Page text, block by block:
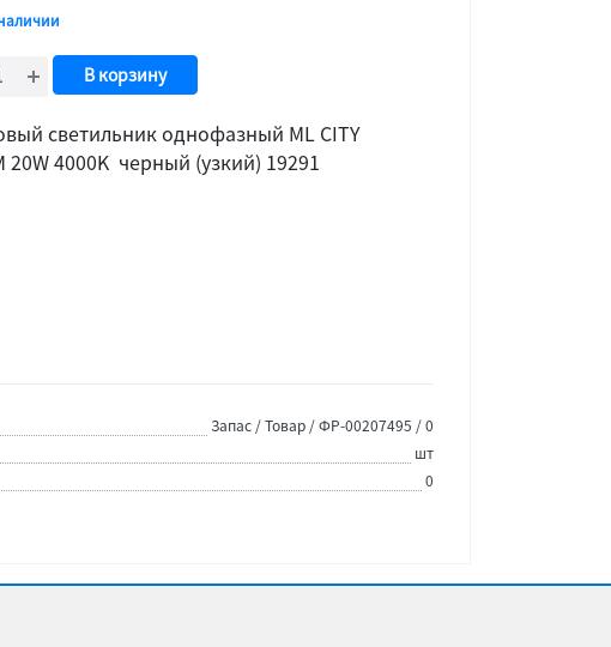
В корзину
светильник однофазный ML CITY
20W 4000K черный (узкий) 19291
Запас / Товар / ФР-00207495 / 0
шт
0